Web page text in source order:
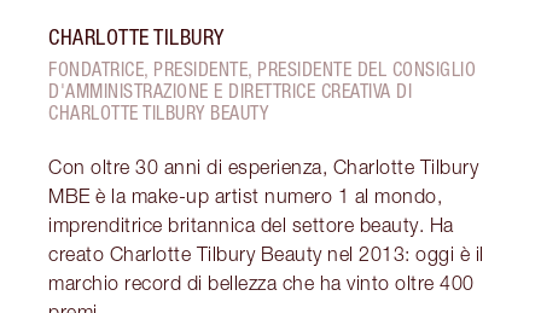
CHARLOTTE TILBURY
FONDATRICE, PRESIDENTE, PRESIDENTE DEL CONSIGLIO
D'AMMINISTRAZIONE E DIRETTRICE CREATIVA DI
CHARLOTTE TILBURY BEAUTY
Con oltre 30 anni di esperienza, Charlotte Tilbury
MBE è la make-up artist numero 1 al mondo,
imprenditrice britannica del settore beauty. Ha
creato Charlotte Tilbury Beauty nel 2013: oggi è il
marchio record di bellezza che ha vinto oltre 400